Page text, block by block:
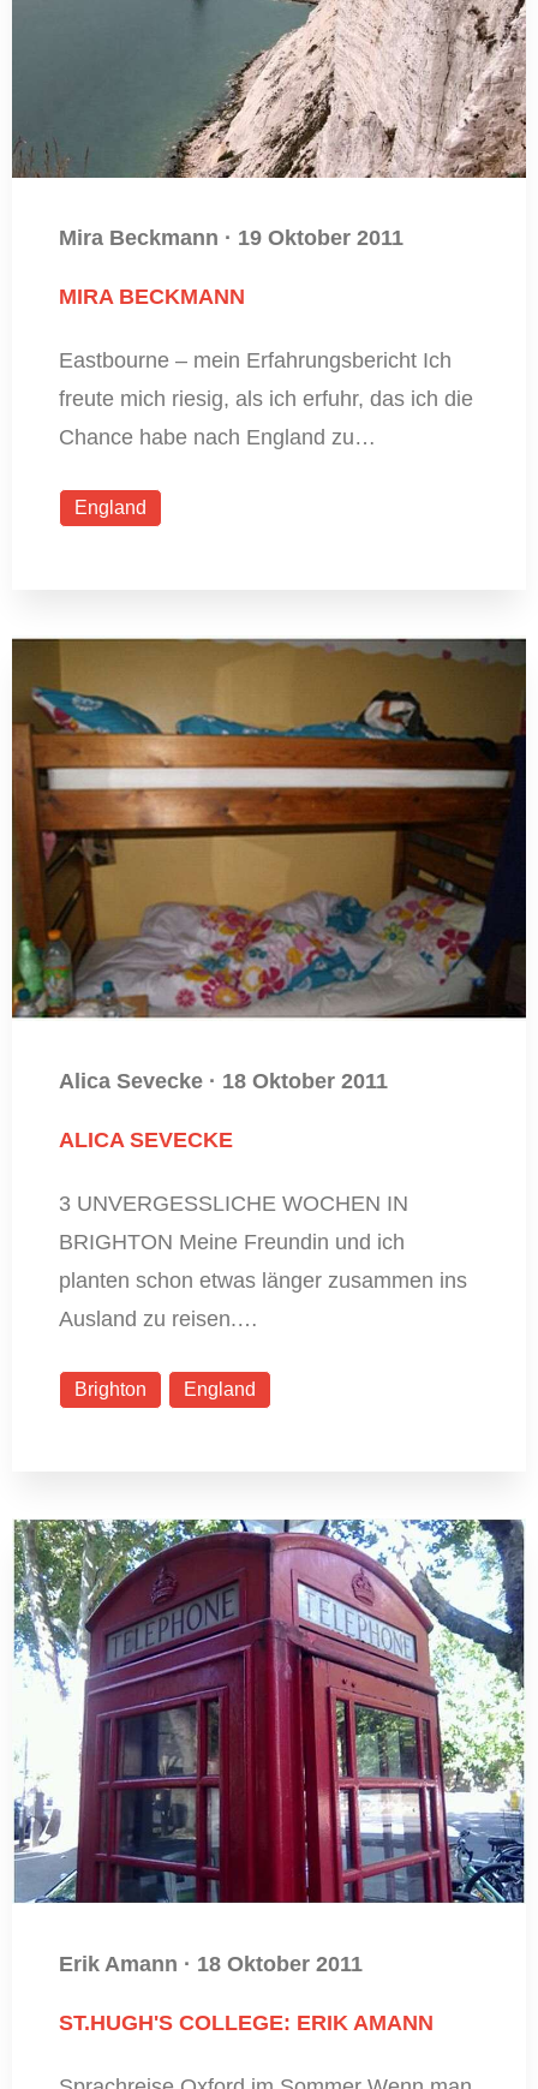
Mira Beckmann · 19 Oktober 2011
MIRA BECKMANN
Eastbourne – mein Erfahrungsbericht Ich
freute mich riesig, als ich erfuhr, das ich die
Chance habe nach England zu…
England
Alica Sevecke · 18 Oktober 2011
ALICA SEVECKE
3 UNVERGESSLICHE WOCHEN IN
BRIGHTON Meine Freundin und ich
planten schon etwas länger zusammen ins
Ausland zu reisen.…
Brighton England
Erik Amann · 18 Oktober 2011
ST.HUGH'S COLLEGE: ERIK AMANN